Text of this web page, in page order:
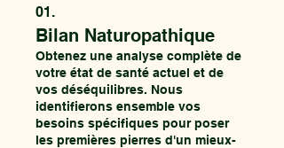
01.
Bilan Naturopathique
Obtenez une analyse complète de
votre état de santé actuel et de
vos déséquilibres. Nous
identifierons ensemble vos
besoins spécifiques pour poser
les premières pierres d'un mieux-